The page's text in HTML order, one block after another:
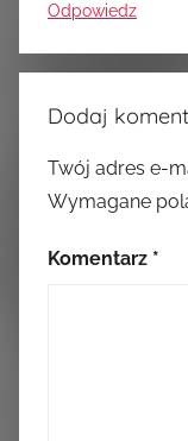
Odpowiedz
Dodaj
Twój adres e-
Wymagane
Komentarz *